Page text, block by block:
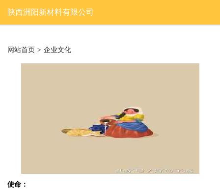
陕西洲阳新材料有限公司
网站首页 > 企业文化
使命：